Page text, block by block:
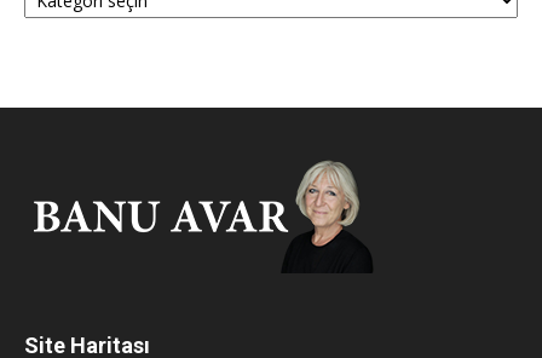
Site Haritası